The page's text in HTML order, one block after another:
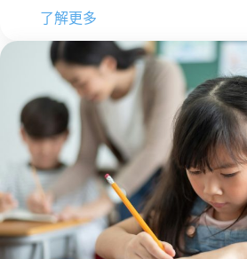
了解更多